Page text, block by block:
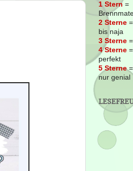
1 Stern =
2 Sterne
bis naja
3 Sterne
4 Sterne
perfekt
5 Sterne=
nur genial